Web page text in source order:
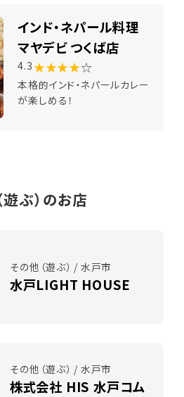
インド・ネパール料理
マヤデビ つくば店
4.3 ★★★★☆
本格的インド・ネパールカレー
が楽しめる！
ぶ）のお店
その他（遊ぶ） / 水戸市
水戸LIGHT HOUSE
その他（遊ぶ） / 水戸市
株式会社 HIS 水戸コム